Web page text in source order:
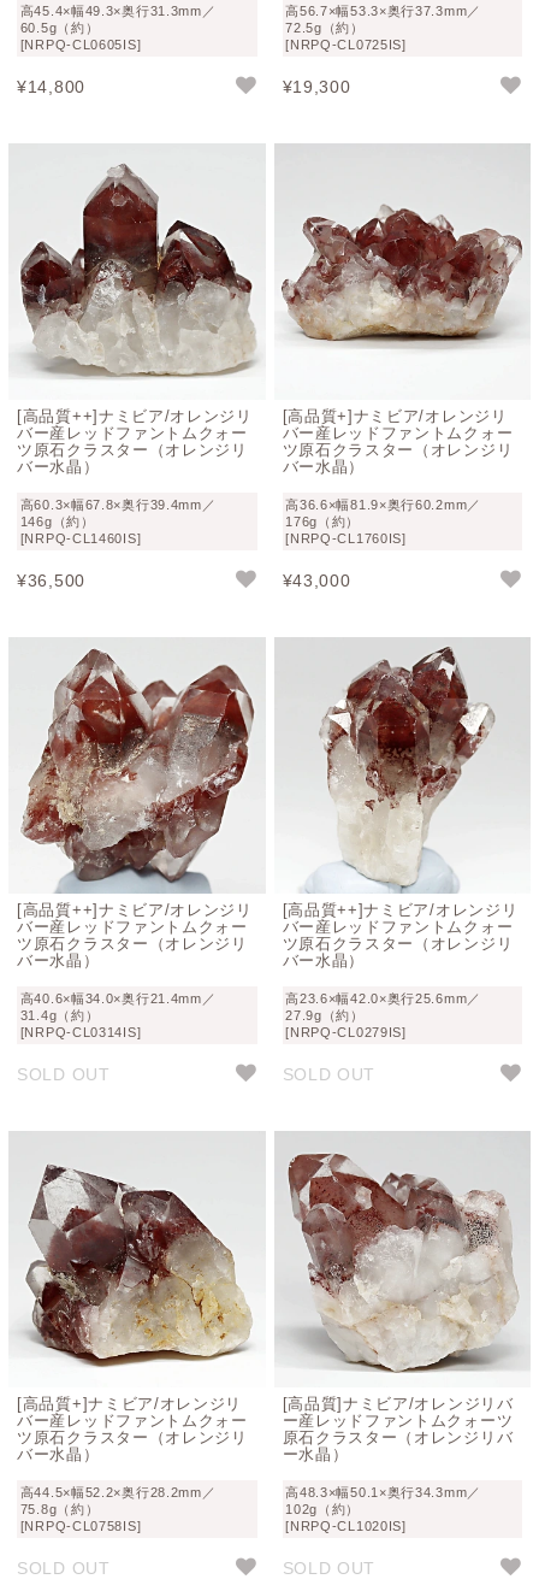
通量が減少していることに加え、世界的な天然石需要の高
まりを背景に、
高品質な原石の価格は非常に高騰
おります。
美しさまで兼ね備えたクラスターは海外市場でも高く評価
されているため、
い付けることは、以前にも増して難しくなっています
一点一点、品質厳選してご紹介
当店インフォニックオンラインショップでは、透明感や照
り艶、ファントムの鮮やかさ、結晶形状、クラスター全体
の観賞性などを総合的に確認し、ご満足いただける品質と
判断したお品をご紹介しております。
品質差の大きい天然石だからこそ、長くご愛蔵いただける
価値あるお品をお届けできるよう、仕入れの段階から妥協
することなく選定しております。
「赤富士」とも呼ばれる縁起の良い天然石
レッドファントムクォーツは、その美しい赤い山並みが朝
日に照らされた富士山を思わせることから、「赤富士」と
呼ばれることがあります。
古くから赤色は厄除けや魔除けの色として親しまれてきた
こともあり、レッドファントムクォーツは厄災払い、願望
成就、商売繁盛、安産祈願
などのお守りとして親しまれて
きたと云われています。
鉱物としての希少性と縁起の良さを兼ね備えた天然石とし
て、多くの方に愛されています。
ナミビア・オレンジリバー産レッドファン
トムクォーツクラスターをお探しなら
ドファントムがご堪能できる価値あるクラスターを厳選し
世界に同じ景色は二つと存在しない、オレンジリバー産レ
ッドファントムクォーツクラスターとの一期一会の出会い
を、ぜひお楽しみください。
高45.4×幅49.3×奥行31.3mm／
60.5g（約）
[NRPQ-CL0605IS]
¥14,800
高56.7×幅53.3×奥行37.3mm／
72.5g（約）
[NRPQ-CL0725IS]
¥19,300
[高品質++]ナミビア/オレンジリ
バー産レッドファントムクォー
ツ原石クラスター（オレンジリ
バー水晶）
高60.3×幅67.8×奥行39.4mm／
146g（約）
[NRPQ-CL1460IS]
¥36,500
[高品質+]ナミビア/オレンジリ
バー産レッドファントムクォー
ツ原石クラスター（オレンジリ
バー水晶）
高36.6×幅81.9×奥行60.2mm／
176g（約）
[NRPQ-CL1760IS]
¥43,000
[高品質++]ナミビア/オレンジリ
バー産レッドファントムクォー
ツ原石クラスター（オレンジリ
バー水晶）
高40.6×幅34.0×奥行21.4mm／
31.4g（約）
[NRPQ-CL0314IS]
SOLD OUT
[高品質++]ナミビア/オレンジリ
バー産レッドファントムクォー
ツ原石クラスター（オレンジリ
バー水晶）
高23.6×幅42.0×奥行25.6mm／
27.9g（約）
[NRPQ-CL0279IS]
SOLD OUT
[高品質+]ナミビア/オレンジリ
バー産レッドファントムクォー
ツ原石クラスター（オレンジリ
バー水晶）
高44.5×幅52.2×奥行28.2mm／
75.8g（約）
[NRPQ-CL0758IS]
SOLD OUT
[高品質]ナミビア/オレンジリバ
ー産レッドファントムクォーツ
原石クラスター（オレンジリバ
ー水晶）
高48.3×幅50.1×奥行34.3mm／
102g（約）
[NRPQ-CL1020IS]
SOLD OUT